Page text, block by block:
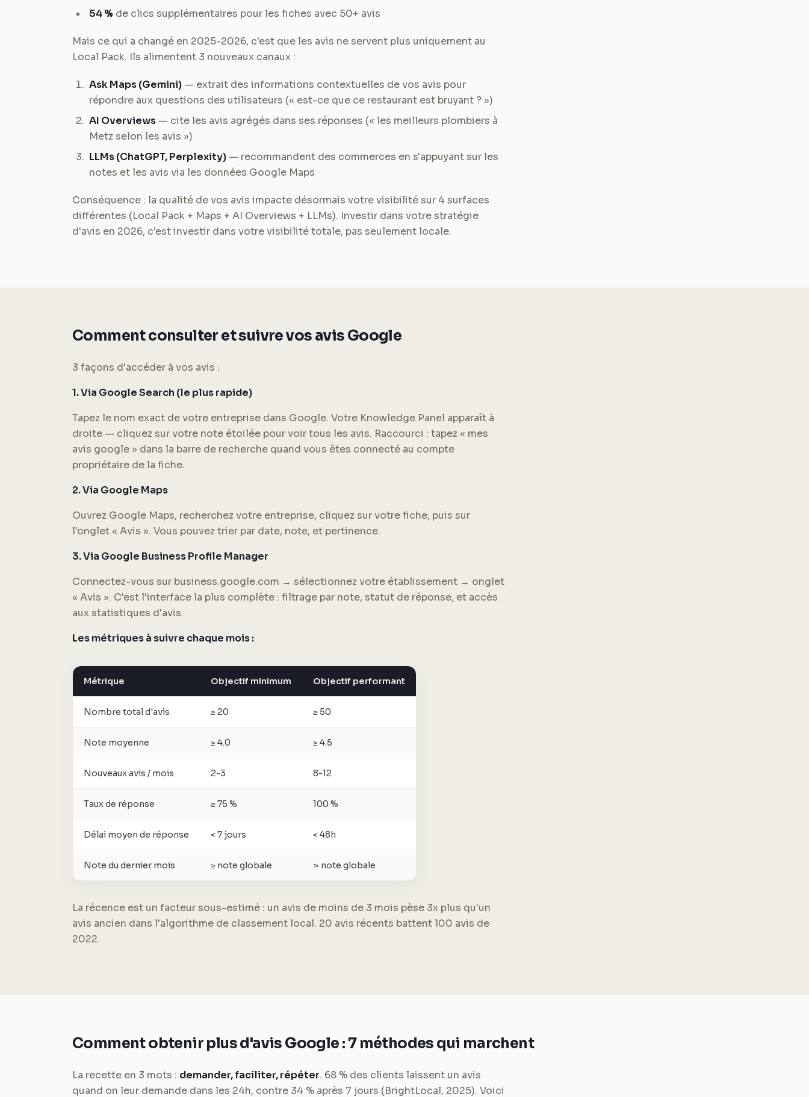
54 % de clics supplémentaires pour les fiches avec 50+ avis
Mais ce qui a changé en 2025-2026, c'est que les avis ne servent plus uniquement au
Local Pack. Ils alimentent 3 nouveaux canaux :
Ask Maps (Gemini) — extrait des informations contextuelles de vos avis pour
répondre aux questions des utilisateurs (« est-ce que ce restaurant est bruyant ? »)
AI Overviews — cite les avis agrégés dans ses réponses (« les meilleurs plombiers à
Metz selon les avis »)
LLMs (ChatGPT, Perplexity) — recommandent des commerces en s'appuyant sur les
notes et les avis via les données Google Maps
Conséquence : la qualité de vos avis impacte désormais votre visibilité sur 4 surfaces
différentes (Local Pack + Maps + AI Overviews + LLMs). Investir dans votre stratégie
d'avis en 2026, c'est investir dans votre visibilité totale, pas seulement locale.
Comment consulter et suivre vos avis Google
3 façons d'accéder à vos avis :
1. Via Google Search (le plus rapide)
Tapez le nom exact de votre entreprise dans Google. Votre Knowledge Panel apparaît à
droite — cliquez sur votre note étoilée pour voir tous les avis. Raccourci : tapez « mes
avis google » dans la barre de recherche quand vous êtes connecté au compte
propriétaire de la fiche.
2. Via Google Maps
Ouvrez Google Maps, recherchez votre entreprise, cliquez sur votre fiche, puis sur
l'onglet « Avis ». Vous pouvez trier par date, note, et pertinence.
3. Via Google Business Profile Manager
Connectez-vous sur business.google.com → sélectionnez votre établissement → onglet
« Avis ». C'est l'interface la plus complète : filtrage par note, statut de réponse, et accès
aux statistiques d'avis.
Les métriques à suivre chaque mois :
Métrique Objectif minimum Objectif performant
Nombre total d'avis ≥ 20 ≥ 50
Note moyenne ≥ 4.0 ≥ 4.5
Nouveaux avis / mois 2-3 8-12
Taux de réponse ≥ 75 % 100 %
Délai moyen de réponse < 7 jours < 48h
Note du dernier mois ≥ note globale > note globale
La récence est un facteur sous-estimé : un avis de moins de 3 mois pèse 3x plus qu'un
avis ancien dans l'algorithme de classement local. 20 avis récents battent 100 avis de
2022.
Comment obtenir plus d'avis Google : 7 méthodes qui marchent
La recette en 3 mots : demander, faciliter, répéter. 68 % des clients laissent un avis
quand on leur demande dans les 24h, contre 34 % après 7 jours (BrightLocal, 2025). Voici